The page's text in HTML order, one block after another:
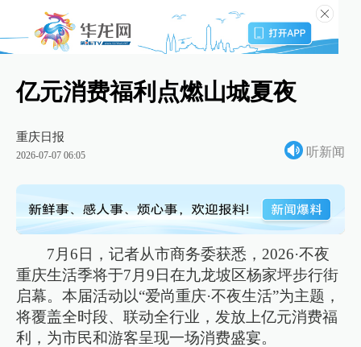
亿元消费福利点燃山城夏夜
重庆日报
2026-07-07 06:05 听新闻
7月6日，记者从市商务委获悉，2026·不夜
重庆生活季将于7月9日在九龙坡区杨家坪步行街
启幕。本届活动以“爱尚重庆·不夜生活”为主题，
将覆盖全时段、联动全行业，发放上亿元消费福
利，为市民和游客呈现一场消费盛宴。